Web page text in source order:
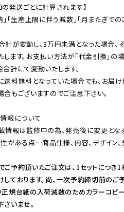
の発送ごとに計算されます】
」「生産上限に伴う減数」「月またぎで
計が変動し、3万円未満となった場合、
ます。お支払い方法が「代金引換」の
料無料となっていた場合でも、お届
もございますのでご注意下さい。
報について
情報は監修中の為、発売後に変更とな
がある点…商品仕様、内容、デザイン
予約頂いたご注文は、1セットにつき
ております。尚、一次予約締切前のご
規台紙の入荷減数のためカラーコピー
いませ。